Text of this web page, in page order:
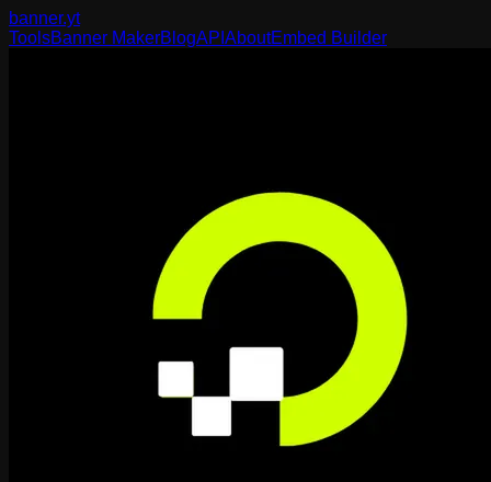
banner.yt
ToolsBanner MakerBlogAPI AboutEmbed Builder